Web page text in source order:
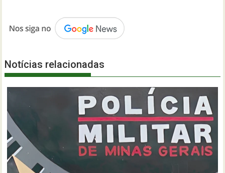
Notícias relacionadas